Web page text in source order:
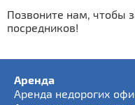
Позвоните нам, чтобы
посредников!
Аренда
Аренда недорогих